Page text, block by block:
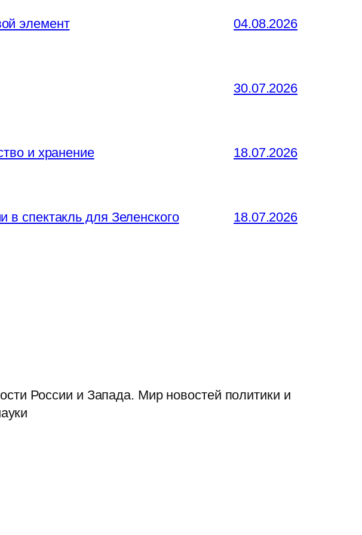
элемент 04.08.2026
30.07.2026
и хранение 18.07.2026
в спектакль для Зеленского 18.07.2026
России и Запада. Мир новостей политики и